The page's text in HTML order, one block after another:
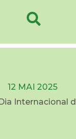
12 MAI 2025
Internacional